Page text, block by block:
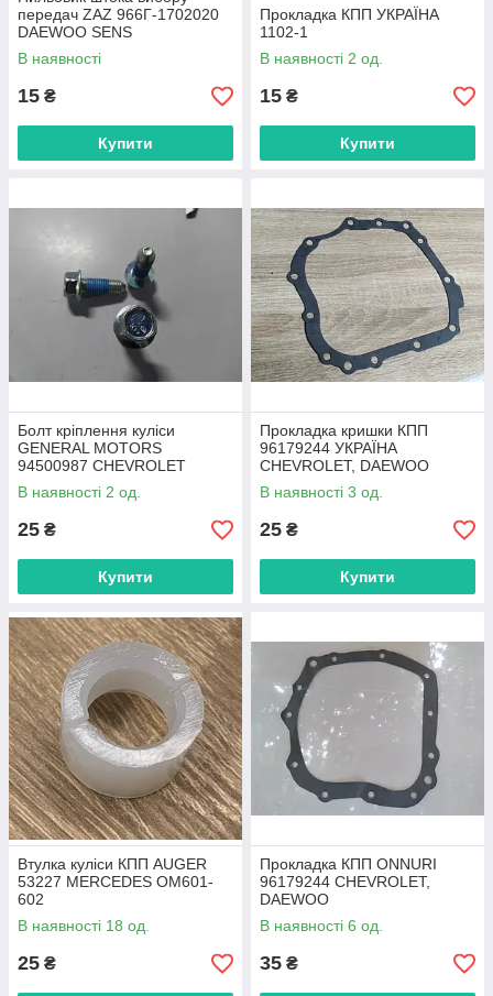
передач ZAZ 966Г-1702020
DAEWOO SENS
В наявності
15 ₴
Купити
Прокладка КПП УКРАЇНА
1102-1
В наявності 2 од.
15 ₴
Купити
Болт кріплення куліси
GENERAL MOTORS
94500987 CHEVROLET
LACETTI, DAEWOO LANOS
В наявності 2 од.
25 ₴
Купити
Прокладка кришки КПП
96179244 УКРАЇНА
CHEVROLET, DAEWOO
В наявності 3 од.
25 ₴
Купити
Втулка куліси КПП AUGER
53227 MERCEDES OM601-
602
В наявності 18 од.
25 ₴
Прокладка КПП ONNURI
96179244 CHEVROLET,
DAEWOO
В наявності 6 од.
35 ₴